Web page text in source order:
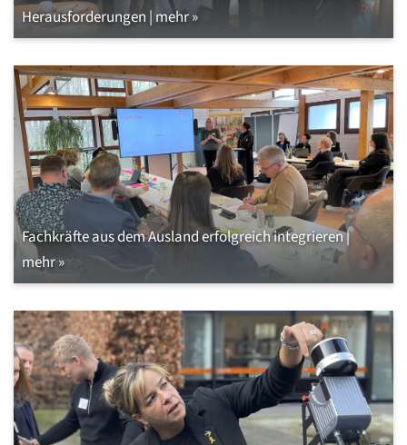
Herausforderungen | mehr »
Fachkräfte aus dem Ausland erfolgreich integrieren |
mehr »